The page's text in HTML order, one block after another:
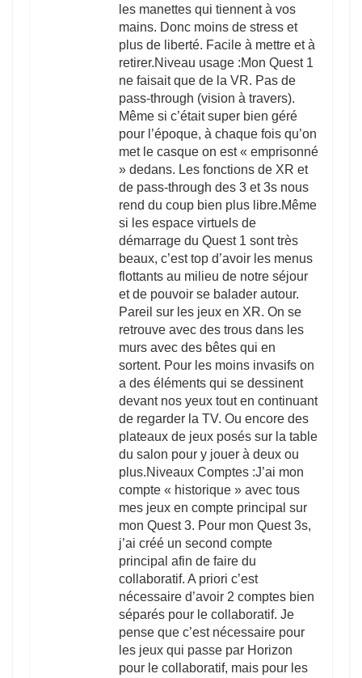
les manettes qui tiennent à vos
mains. Donc moins de stress et
plus de liberté. Facile à mettre et à
retirer.Niveau usage :Mon Quest 1
ne faisait que de la VR. Pas de
pass-through (vision à travers).
Même si c’était super bien géré
pour l’époque, à chaque fois qu’on
met le casque on est « emprisonné
» dedans. Les fonctions de XR et
de pass-through des 3 et 3s nous
rend du coup bien plus libre.Même
si les espace virtuels de
démarrage du Quest 1 sont très
beaux, c’est top d’avoir les menus
flottants au milieu de notre séjour
et de pouvoir se balader autour.
Pareil sur les jeux en XR. On se
retrouve avec des trous dans les
murs avec des bêtes qui en
sortent. Pour les moins invasifs on
a des éléments qui se dessinent
devant nos yeux tout en continuant
de regarder la TV. Ou encore des
plateaux de jeux posés sur la table
du salon pour y jouer à deux ou
plus.Niveaux Comptes :J’ai mon
compte « historique » avec tous
mes jeux en compte principal sur
mon Quest 3. Pour mon Quest 3s,
j’ai créé un second compte
principal afin de faire du
collaboratif. A priori c’est
nécessaire d’avoir 2 comptes bien
séparés pour le collaboratif. Je
pense que c’est nécessaire pour
les jeux qui passe par Horizon
pour le collaboratif, mais pour les